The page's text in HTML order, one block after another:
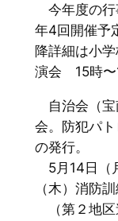
今年度の行
年4回開催
降詳細は小
演会 15時〜
自治会（宝
会。防犯パ
の発行。
5月14日（
（木）消防
（第２地区